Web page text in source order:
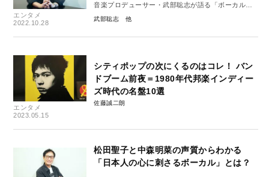
エンタメ
2022.10.28
音楽プロデューサー・武部聡志が語る「ボーカル」
の魅力
武部聡志
エンタメ
2023.05.15
シティポップの次にくるのはコレ！ バン
ドブーム前夜＝1980年代邦楽インディー
ズ時代の名盤10選
佐藤誠二朗
松田聖子と中森明菜の声質からわかる
「日本人の心に刺さるボーカル」とは？